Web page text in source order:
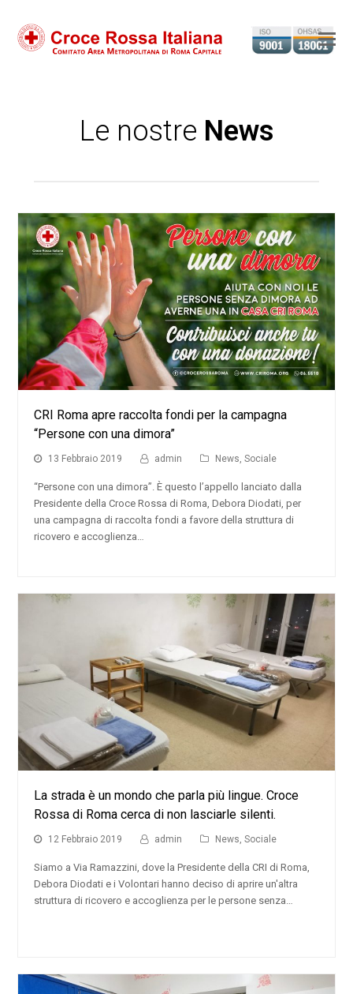
Le nostre News
CRI Roma apre raccolta fondi per la campagna
“Persone con una dimora”
13 Febbraio 2019 admin News, Sociale
“Persone con una dimora”. È questo l’appello lanciato dalla
Presidente della Croce Rossa di Roma, Debora Diodati, per
una campagna di raccolta fondi a favore della struttura di
ricovero e accoglienza…
La strada è un mondo che parla più lingue. Croce
Rossa di Roma cerca di non lasciarle silenti.
12 Febbraio 2019 admin News, Sociale
Siamo a Via Ramazzini, dove la Presidente della CRI di Roma,
Debora Diodati e i Volontari hanno deciso di aprire un'altra
struttura di ricovero e accoglienza per le persone senza…